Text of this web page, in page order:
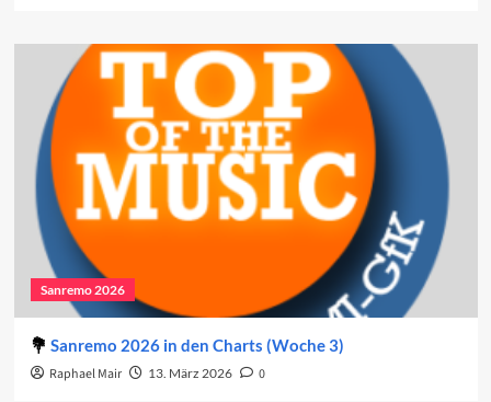
Sanremo 2026
Sanremo 2026 in den Charts (Woche 3)
Raphael Mair 13. März 2026 0